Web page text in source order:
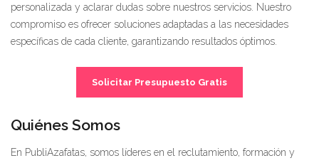
personalizada y aclarar dudas sobre nuestros servicios. Nuestro
compromiso es ofrecer soluciones adaptadas a las necesidades
específicas de cada cliente, garantizando resultados óptimos.
Solicitar Presupuesto Gratis
Quiénes Somos
En PubliAzafatas, somos líderes en el reclutamiento, formación y